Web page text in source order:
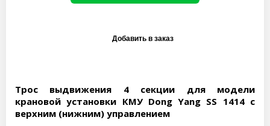
Трос выдвижения 4 секции для модели
крановой установки КМУ Dong Yang SS 1414 с
верхним (нижним) управлением